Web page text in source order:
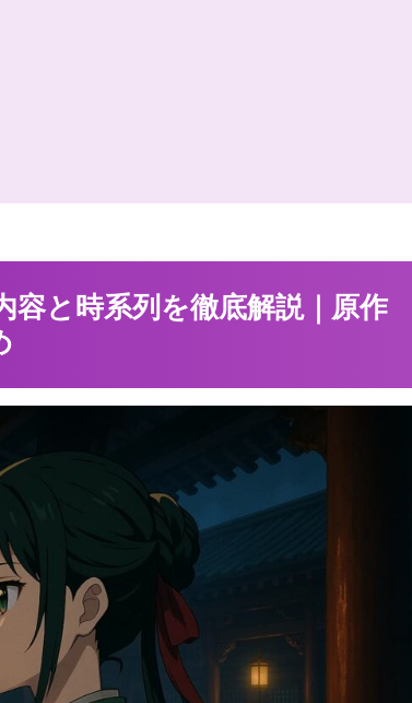
容と時系列を徹底解説｜原作